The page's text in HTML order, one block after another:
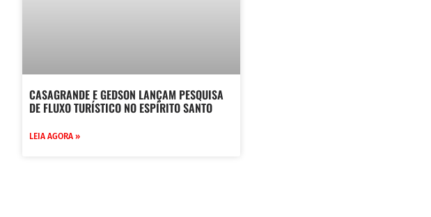
CASAGRANDE E GEDSON LANÇAM PESQUISA
DE FLUXO TURÍSTICO NO ESPÍRITO SANTO
LEIA AGORA »